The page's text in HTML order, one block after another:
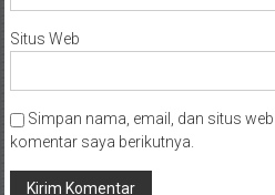
Situs Web
Simpan nama, email, dan situs
komentar saya berikutnya.